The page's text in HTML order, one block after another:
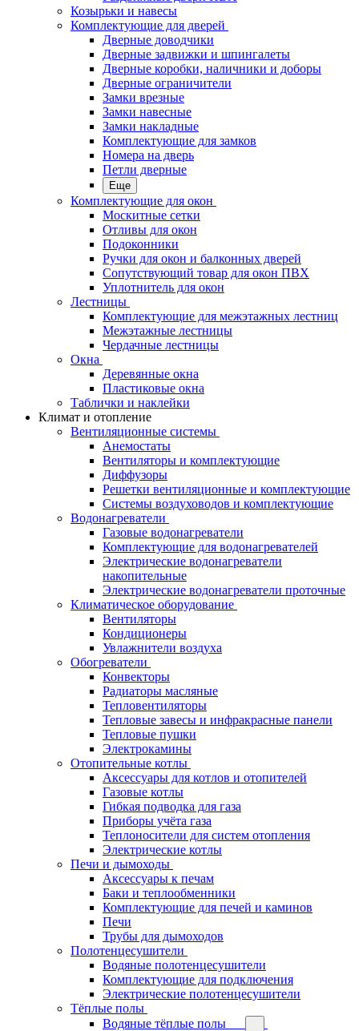
Козырьки и навесы
Комплектующие для дверей
Дверные доводчики
Дверные задвижки и шпингалеты
Дверные коробки, наличники и доборы
Дверные ограничители
Замки врезные
Замки навесные
Замки накладные
Комплектующие для замков
Номера на дверь
Петли дверные
Еще
Комплектующие для окон
Москитные сетки
Отливы для окон
Подоконники
Ручки для окон и балконных дверей
Сопутствующий товар для окон ПВХ
Уплотнитель для окон
Лестницы
Комплектующие для межэтажных лестниц
Межэтажные лестницы
Чердачные лестницы
Окна
Деревянные окна
Пластиковые окна
Таблички и наклейки
Климат и отопление
Вентиляционные системы
Анемостаты
Вентиляторы и комплектующие
Диффузоры
Решетки вентиляционные и комплектующие
Системы воздуховодов и комплектующие
Водонагреватели
Газовые водонагреватели
Комплектующие для водонагревателей
Электрические водонагреватели
накопительные
Электрические водонагреватели проточные
Климатическое оборудование
Вентиляторы
Кондиционеры
Увлажнители воздуха
Обогреватели
Конвекторы
Радиаторы масляные
Тепловентиляторы
Тепловые завесы и инфракрасные панели
Тепловые пушки
Электрокамины
Отопительные котлы
Аксессуары для котлов и отопителей
Газовые котлы
Гибкая подводка для газа
Приборы учёта газа
Теплоносители для систем отопления
Электрические котлы
Печи и дымоходы
Аксессуары к печам
Баки и теплообменники
Комплектующие для печей и каминов
Печи
Трубы для дымоходов
Полотенцесушители
Водяные полотенцесушители
Комплектующие для подключения
Электрические полотенцесушители
Тёплые полы
Водяные тёплые полы